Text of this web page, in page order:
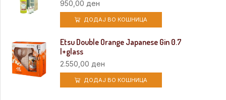
950,00 ден
ДОДАЈ ВО КОШНИЦА
Etsu Double Orange Japanese Gin 0.7
l+glass
2.550,00 ден
ДОДАЈ ВО КОШНИЦА